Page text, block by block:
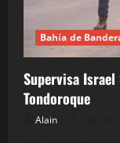
Bahía de
Supervisa
Tondoroque
Alain